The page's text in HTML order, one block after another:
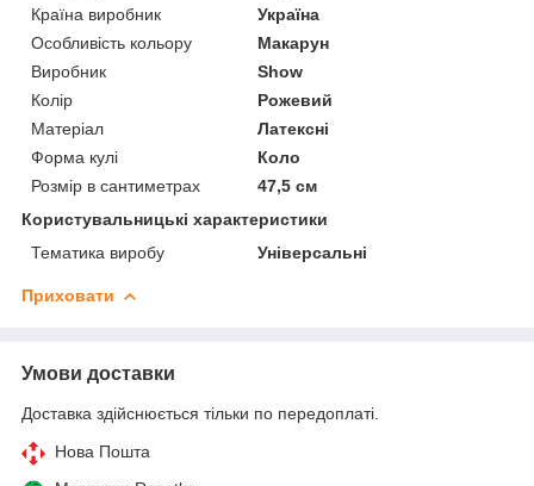
Країна виробник
Україна
Особливість кольору
Макарун
Виробник
Show
Колір
Рожевий
Матеріал
Латексні
Форма кулі
Коло
Розмір в сантиметрах
47,5 см
Користувальницькі характеристики
Тематика виробу
Універсальні
Приховати
Умови доставки
Доставка здійснюється тільки по передоплаті.
Нова Пошта